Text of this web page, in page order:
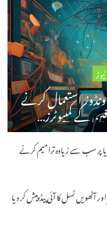
ونڈوز استعمال کرنے
کے کمپیوٹرز…
پر سب سے زیادہ ترامیم کرنے
آٹھویں نسل کا آئی پیڈ پیش کر دیا